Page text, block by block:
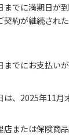
でに満期日が
約が継続され
でにお支払い
、2025年11月
または保険商